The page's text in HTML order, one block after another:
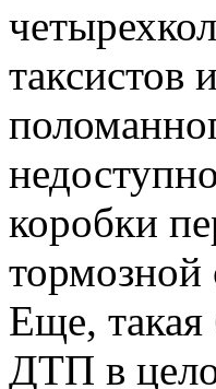
таксистов
коробки
тормозной
Еще, такая
ДТП в